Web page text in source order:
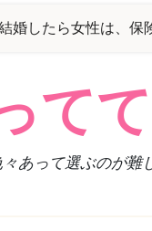
婚したら女性は、保
て
あって選ぶのが難